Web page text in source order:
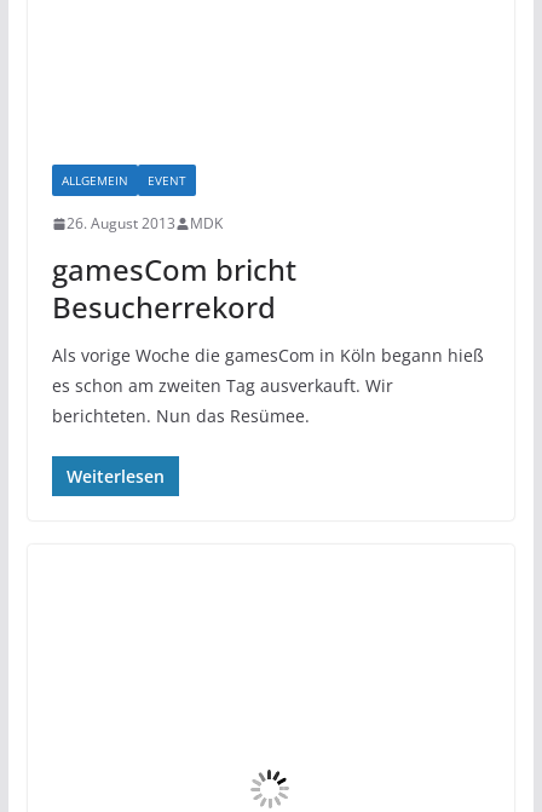
ALLGEMEIN EVENT
26. August 2013 MDK
gamesCom bricht
Besucherrekord
Als vorige Woche die gamesCom in Köln begann hieß
es schon am zweiten Tag ausverkauft. Wir
berichteten. Nun das Resümee.
Weiterlesen